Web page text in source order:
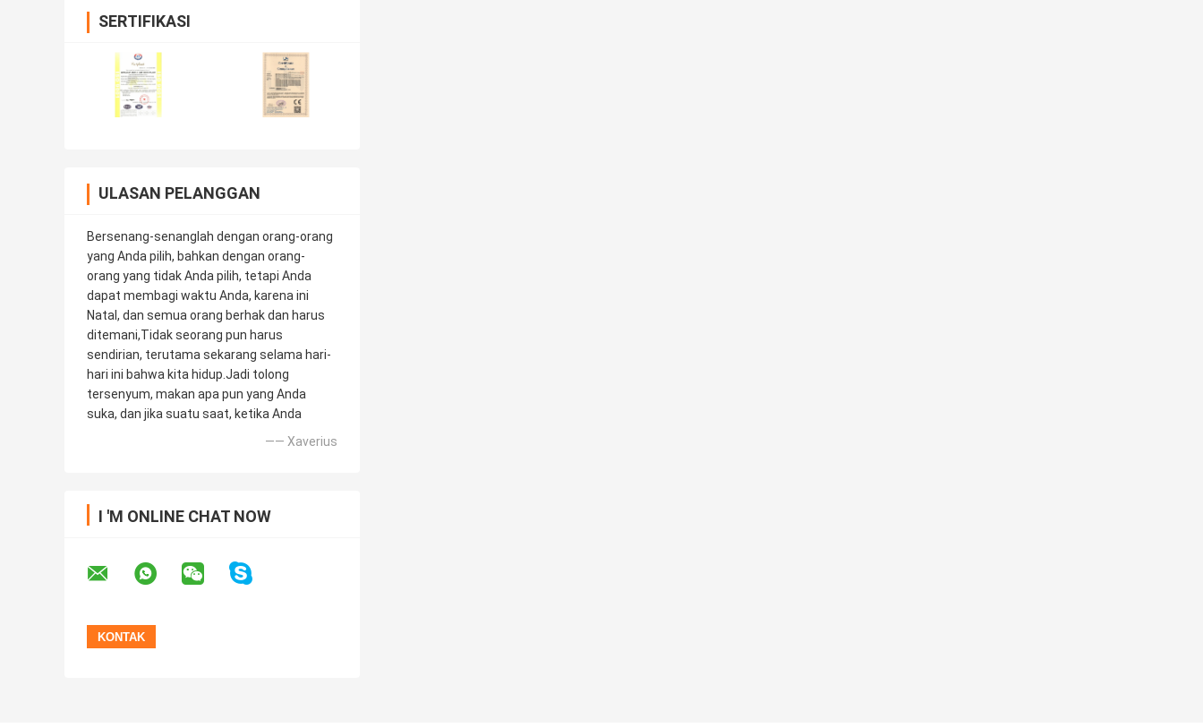
SERTIFIKASI
ULASAN PELANGGAN
Bersenang-senanglah dengan orang-orang
yang Anda pilih, bahkan dengan orang-
orang yang tidak Anda pilih, tetapi Anda
dapat membagi waktu Anda, karena ini
Natal, dan semua orang berhak dan harus
ditemani,Tidak seorang pun harus
sendirian, terutama sekarang selama hari-
hari ini bahwa kita hidup.Jadi tolong
tersenyum, makan apa pun yang Anda
suka, dan jika suatu saat, ketika Anda
—— Xaverius
I 'M ONLINE CHAT NOW